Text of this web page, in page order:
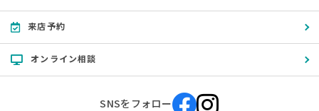
来店予約
オンライン相談
SNSをフォロー